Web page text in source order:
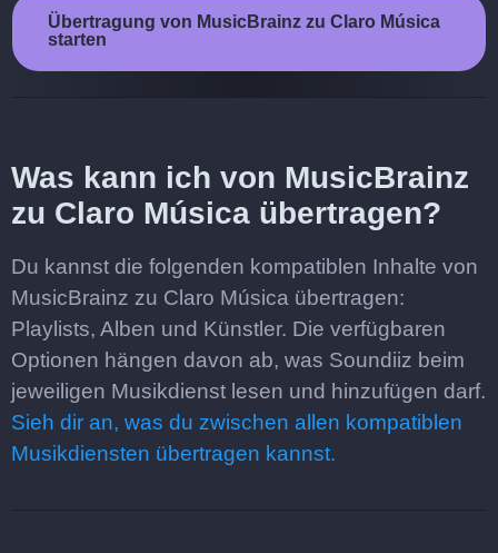
Übertragung von MusicBrainz zu Claro Música
starten
Was kann ich von MusicBrainz
zu Claro Música übertragen?
Du kannst die folgenden kompatiblen Inhalte von
MusicBrainz zu Claro Música übertragen:
Playlists, Alben und Künstler. Die verfügbaren
Optionen hängen davon ab, was Soundiiz beim
jeweiligen Musikdienst lesen und hinzufügen darf.
Sieh dir an, was du zwischen allen kompatiblen
Musikdiensten übertragen kannst.